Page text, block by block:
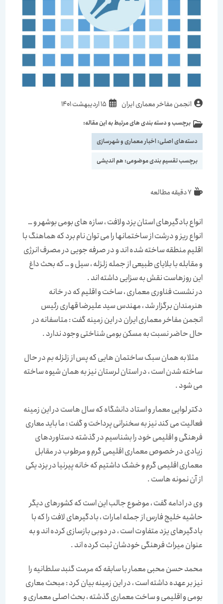
انجمن مفاخر معماری ایران 15 اردیبهشت 1401
برچسب و دسته بندی های مرتبط به این مقاله:
دسته‌های اصلی:اخبار معماری و شهرسازی
برچسب تقسیم بندی موضوعی:هم اندیشی
7 دقیقه مطالعه
انواع بادگیرهای استان یزد ولافت ، سازه های بومی بوشهر و …
انواع ریز و درشت از ساختمانها را می توان نام برد که هماهنگ با
اقلیم منطقه ساخته شده اند و در صرفه جویی در مصرف انرژی
و مقابله با بلایای طبیعی از جمله زلزله ، سیل و … که بحث داغ
این روزهاست نقش به سزایی داشته اند .
در نشست فناوری معماری ، ساخت و اقلیم که در خانه
هنرمندان برگزار شد ، مهندس سید علیرضا قهاری رئیس
انجمن مفاخر معماری ایران در این زمینه گفت : متاسفانه در
حال حاضر نسبت به مسکن بومی شناختی وجود ندارد .
مثلا به همان سبک ساختمان هایی که پس از زلزله بم در حال
ساخته شدن است ، در استان لرستان نیز به همان شیوه ساخته
می شود .
دکتر لوایی معمار و استاد دانشگاه که سال هاست در این زمینه
فعالیت می کند نیز به سخنرانی پرداخت و گفت : ما باید معاری
فرهنگی و اقلیمی خود را بشناسیم در گذشته دستاوردهای
زیادی در خصوص معماری اقلیمی گرم و مرطوب در مقابل
معماری اقلیمی گرم و خشک داشتیم که خانه پیرنیا در یزد یکی
از آن نمونه هاست .
وی در ادامه گفت ، موضوع جالب این است که کشورهای دیگر
حاشیه خلیج فارس از جمله امارات ، بادگیرهای لافت را که با
بادگیرهای یزد متفاوت است ، در دوبی بازسازی کرده اند و به
عنوان میراث فرهنگی خودشان ثبت کرده اند .
محمد حسن محبی معمار با سابقه که مرمت گنبد سلطانیه را
نیز بر عهده داشته است ، در این زمینه بیان کرد : مبحث معاری
بومی و اقلیمی و ساخت معماری گذشته ، بحث اصلی معماری و